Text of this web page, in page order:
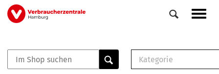
Direkt
zum
Veranstaltungen
0
Kategorie